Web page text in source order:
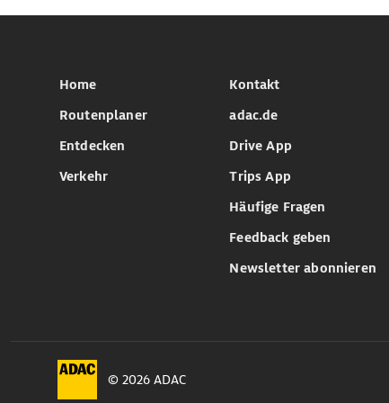
Home
Routenplaner
Entdecken
Verkehr
Kontakt
adac.de
Drive App
Trips App
Häufige Fragen
Feedback geben
Newsletter abonnieren
© 2026 ADAC